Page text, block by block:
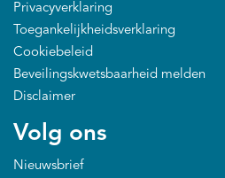
Privacyverklaring
Toegankelijkheidsverklaring
Cookiebeleid
Beveilingskwetsbaarheid melden
Disclaimer
Volg ons
Nieuwsbrief